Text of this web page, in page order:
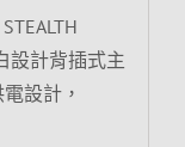
設計背插式主
設計，